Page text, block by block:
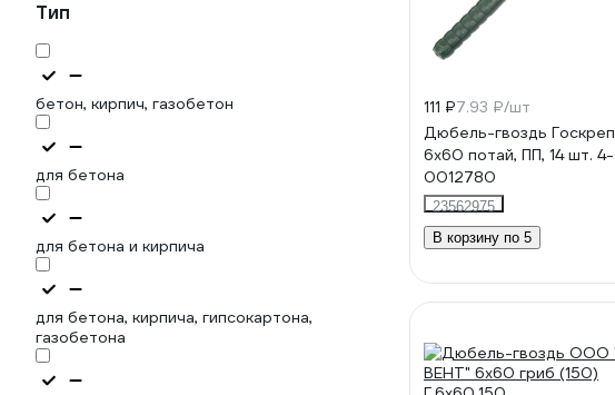
Тип
бетон, кирпич, газобетон
для бетона
для бетона и кирпича
для бетона, кирпича, гипсокартона,
газобетона
111 ₽7.93 ₽/шт
Дюбель-гвоздь Госкреп
6x60 потай, ПП, 14 шт. 4-
0012780
23562975
В корзину по 5